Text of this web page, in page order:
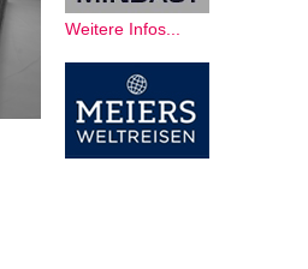
Weitere Infos...